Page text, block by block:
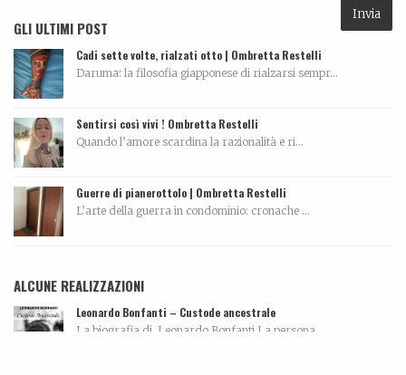
GLI ULTIMI POST
Cadi sette volte, rialzati otto | Ombretta Restelli
Daruma: la filosofia giapponese di rialzarsi sempr...
Sentirsi così vivi ! Ombretta Restelli
Quando l’amore scardina la razionalità e ri...
Guerre di pianerottolo | Ombretta Restelli
L’arte della guerra in condominio: cronache ...
ALCUNE REALIZZAZIONI
Leonardo Bonfanti – Custode ancestrale
La biografia di Leonardo Bonfanti La persona...